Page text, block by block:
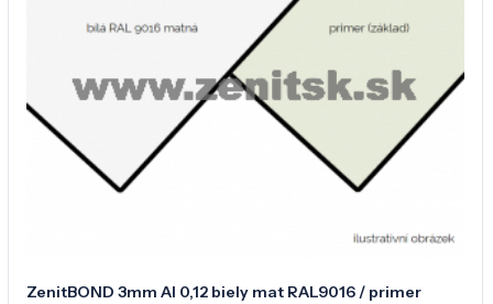
ZenitBOND 3mm Al 0,12 biely mat RAL9016 / primer